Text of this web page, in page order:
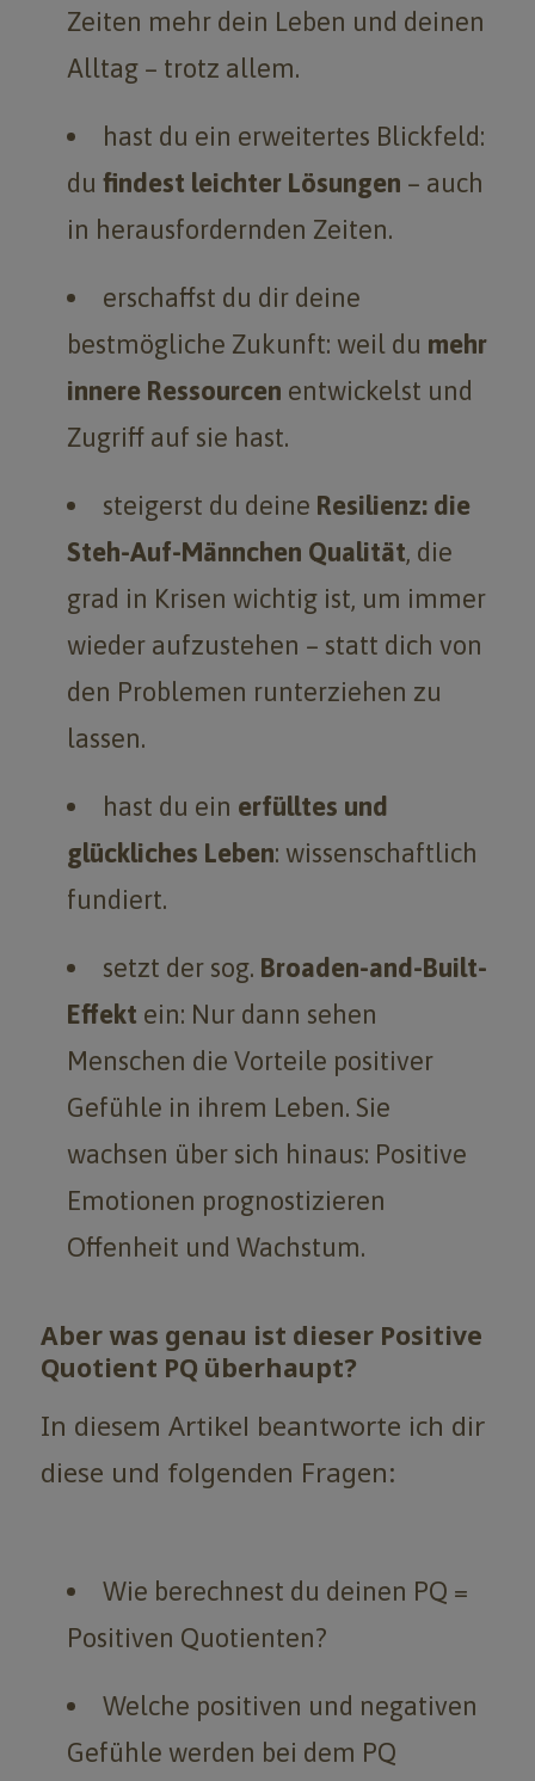
Zeiten mehr dein Leben und deinen
Alltag – trotz allem.
hast du ein erweitertes Blickfeld:
du findest leichter Lösungen – auch
in herausfordernden Zeiten.
erschaffst du dir deine
bestmögliche Zukunft: weil du mehr
innere Ressourcen entwickelst und
Zugriff auf sie hast.
steigerst du deine Resilienz: die
Steh-Auf-Männchen Qualität, die
grad in Krisen wichtig ist, um immer
wieder aufzustehen – statt dich von
den Problemen runterziehen zu
lassen.
hast du ein erfülltes und
glückliches Leben: wissenschaftlich
fundiert.
setzt der sog. Broaden-and-Built-
Effekt ein: Nur dann sehen
Menschen die Vorteile positiver
Gefühle in ihrem Leben. Sie
wachsen über sich hinaus: Positive
Emotionen prognostizieren
Offenheit und Wachstum.
Aber was genau ist dieser Positive
Quotient PQ überhaupt?
In diesem Artikel beantworte ich dir
diese und folgenden Fragen:
Wie berechnest du deinen PQ =
Positiven Quotienten?
Welche positiven und negativen
Gefühle werden bei dem PQ